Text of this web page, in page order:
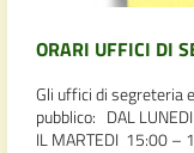
ORARI UFFICI DI
Gli uffici di segreteria
pubblico: DAL
IL MARTEDI 15:00 –